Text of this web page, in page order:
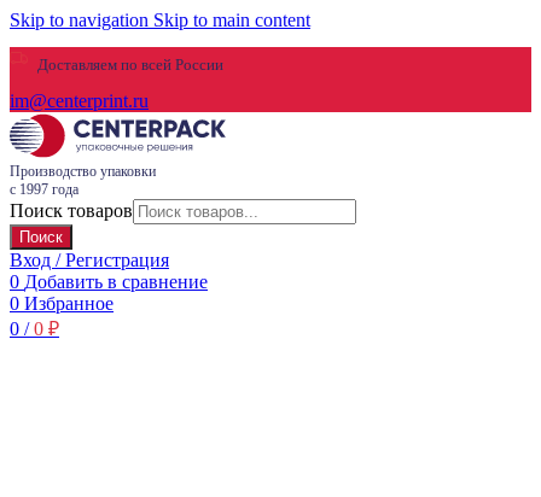
Skip to navigation Skip to main content
Доставляем по всей России
im@centerprint.ru
Производство упаковки
с 1997 года
Поиск товаров
Поиск
Вход / Регистрация
0 Добавить в сравнение
0 Избранное
0 / 0 ₽